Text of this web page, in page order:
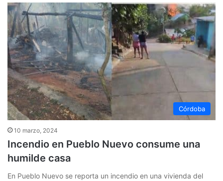
Córdoba
10 marzo, 2024
Incendio en Pueblo Nuevo consume una
humilde casa
En Pueblo Nuevo se reporta un incendio en una vivienda del